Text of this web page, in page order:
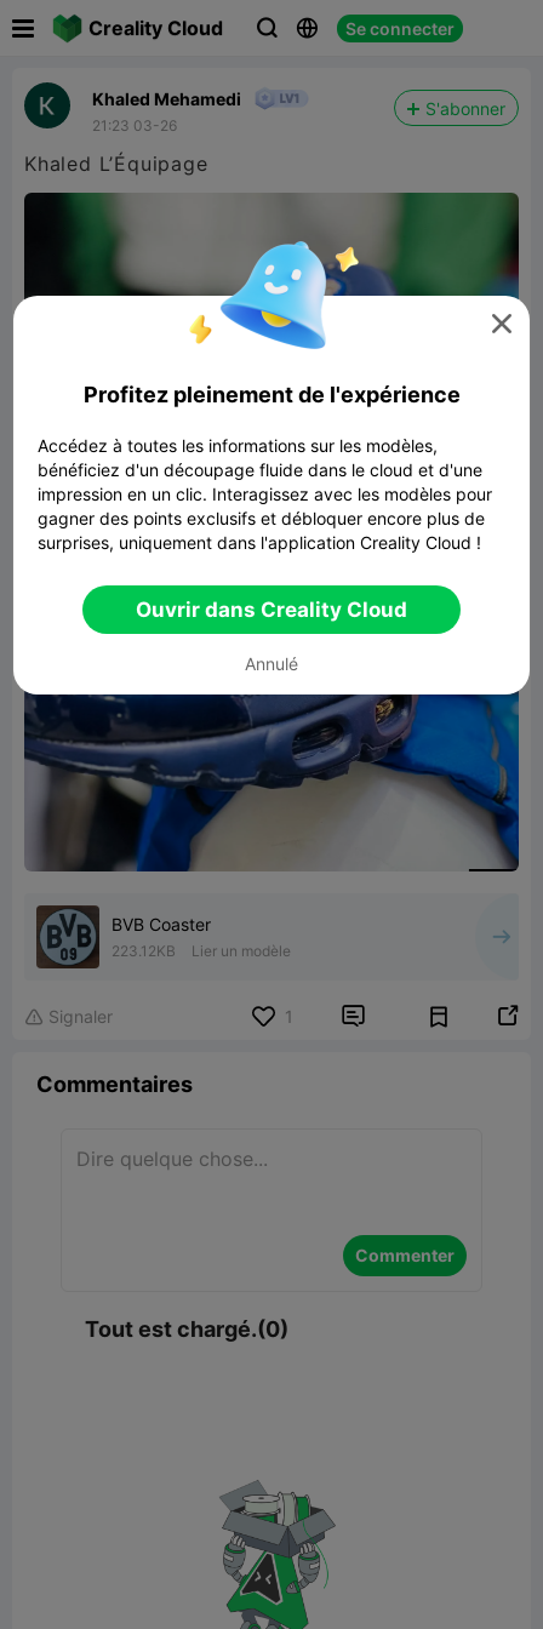
Creality Cloud   Se connecter
Khaled Mehamedi
21:23 03-26
S'abonner
Khaled L’Équipage
BVB Coaster
223.12KB Lier un modèle
 Signaler 1  
Commentaires
Commenter
Tout est chargé.(0)

Profitez pleinement de l'expérience
Accédez à toutes les informations sur les modèles,
bénéficiez d'un découpage fluide dans le cloud et d'une
impression en un clic. Interagissez avec les modèles pour
gagner des points exclusifs et débloquer encore plus de
surprises, uniquement dans l'application Creality Cloud !
Ouvrir dans Creality Cloud
Annulé